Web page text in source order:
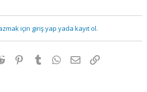
için giriş yap yada kayıt ol.
Reddit Pinterest
Tumblr WhatsApp
E-postaLink